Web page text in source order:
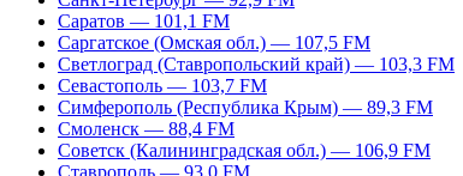
Саратов — 101,1 FM
Саргатское (Омская обл.) — 107,5 FM
Светлоград (Ставропольский край) — 103,3 FM
Севастополь — 103,7 FM
Симферополь (Республика Крым) — 89,3 FM
Смоленск — 88,4 FM
Советск (Калининградская обл.) — 106,9 FM
Ставрополь — 93,0 FM